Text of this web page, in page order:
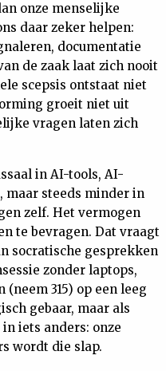
onze menselijke
daar zeker helpen:
documentatie
de zaak laat zich nooit
scepsis ontstaat niet
groeit niet uit
vragen laten zich
in AI-tools, AI-
steeds minder in
zelf. Het vermogen
te bevragen. Dat vraagt
socratische gesprekken
zonder laptops,
315) op een leeg
gebaar, maar als
iets anders: onze
wordt die slap.